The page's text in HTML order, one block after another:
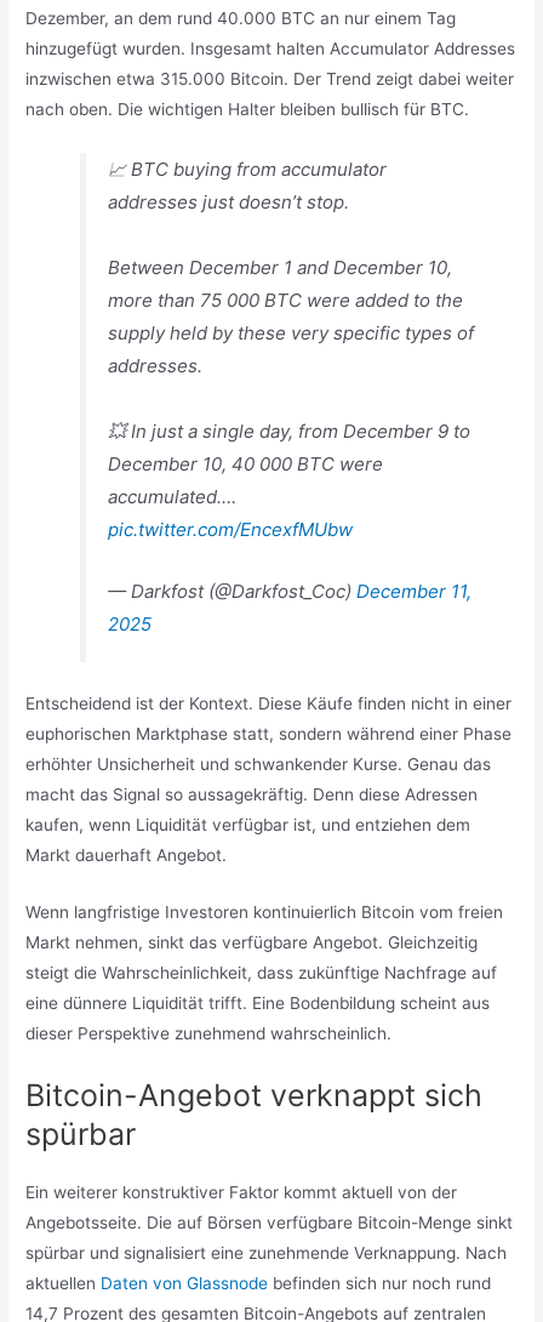
Dezember, an dem rund 40.000 BTC an nur einem Tag
hinzugefügt wurden. Insgesamt halten Accumulator Addresses
inzwischen etwa 315.000 Bitcoin. Der Trend zeigt dabei weiter
nach oben. Die wichtigen Halter bleiben bullisch für BTC.
📈 BTC buying from accumulator
addresses just doesn’t stop.
Between December 1 and December 10,
more than 75 000 BTC were added to the
supply held by these very specific types of
addresses.
💥 In just a single day, from December 9 to
December 10, 40 000 BTC were
accumulated.…
pic.twitter.com/EncexfMUbw
— Darkfost (@Darkfost_Coc)December 11,
2025
Entscheidend ist der Kontext. Diese Käufe finden nicht in einer
euphorischen Marktphase statt, sondern während einer Phase
erhöhter Unsicherheit und schwankender Kurse. Genau das
macht das Signal so aussagekräftig. Denn diese Adressen
kaufen, wenn Liquidität verfügbar ist, und entziehen dem
Markt dauerhaft Angebot.
Wenn langfristige Investoren kontinuierlich Bitcoin vom freien
Markt nehmen, sinkt das verfügbare Angebot. Gleichzeitig
steigt die Wahrscheinlichkeit, dass zukünftige Nachfrage auf
eine dünnere Liquidität trifft. Eine Bodenbildung scheint aus
dieser Perspektive zunehmend wahrscheinlich.
Bitcoin-Angebot verknappt sich
spürbar
Ein weiterer konstruktiver Faktor kommt aktuell von der
Angebotsseite. Die auf Börsen verfügbare Bitcoin-Menge sinkt
spürbar und signalisiert eine zunehmende Verknappung. Nach
aktuellen Daten von Glassnode befinden sich nur noch rund
14,7 Prozent des gesamten Bitcoin-Angebots auf zentralen